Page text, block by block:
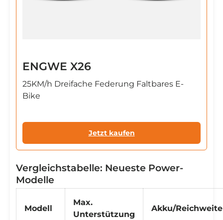
ENGWE X26
25KM/h Dreifache Federung Faltbares E-
Bike
Jetzt kaufen
Vergleichstabelle: Neueste Power-
Modelle
Modell
Max.
Unterstützung
Akku/Reichweite